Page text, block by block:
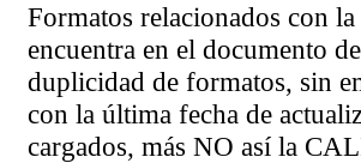
Formatos relacionados con
encuentra en el documento
duplicidad de formatos, sin
con la última fecha de
cargados, más NO así la